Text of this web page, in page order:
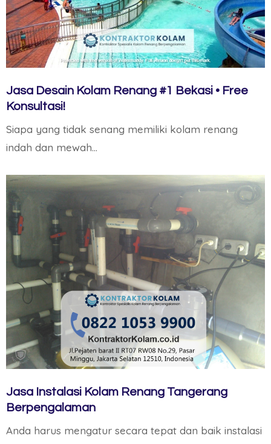
Jasa Desain Kolam Renang #1 Bekasi • Free
Konsultasi!
Siapa yang tidak senang memiliki kolam renang
indah dan mewah…
Jasa Instalasi Kolam Renang Tangerang
Berpengalaman
Anda harus mengatur secara tepat dan baik instalasi